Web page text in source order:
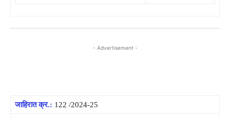
- Advertisement -
जाहिरात क्र.: 122 /2024-25